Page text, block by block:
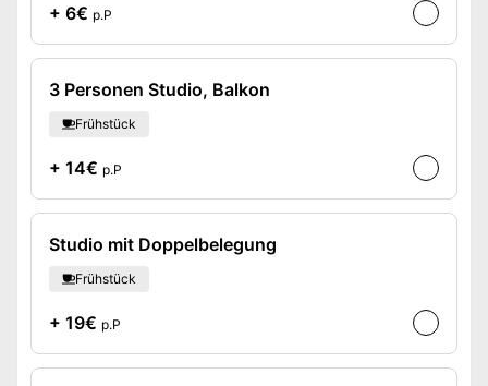
+ 6€ p.P
3 Personen Studio, Balkon
Frühstück
+ 14€ p.P
Studio mit Doppelbelegung
Frühstück
+ 19€ p.P